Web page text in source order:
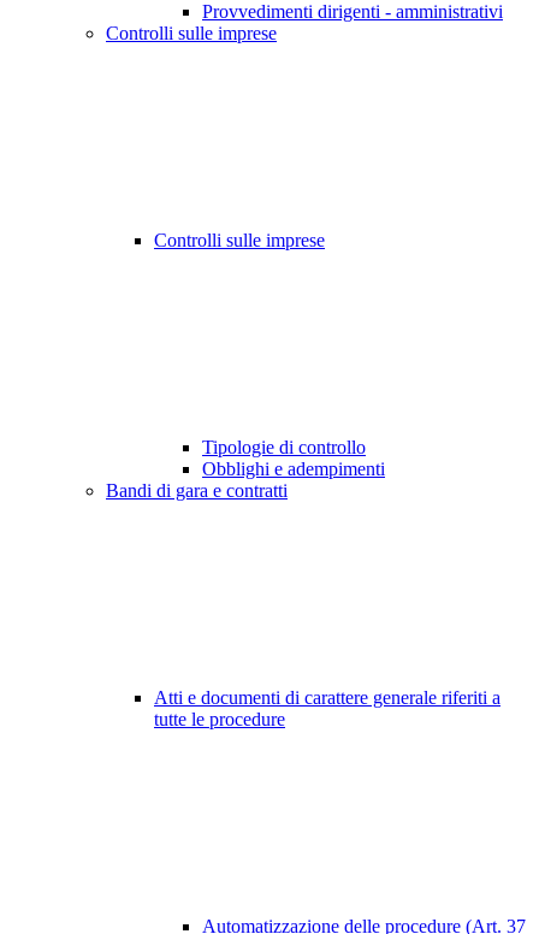
Provvedimenti dirigenti - amministrativi
Controlli sulle imprese
Controlli sulle imprese
Tipologie di controllo
Obblighi e adempimenti
Bandi di gara e contratti
Atti e documenti di carattere generale riferiti a
tutte le procedure
Automatizzazione delle procedure (Art. 37